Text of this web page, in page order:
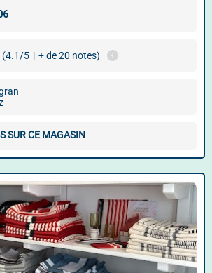
(4.1/5 | + de 20 notes)
SUR CE MAGASIN